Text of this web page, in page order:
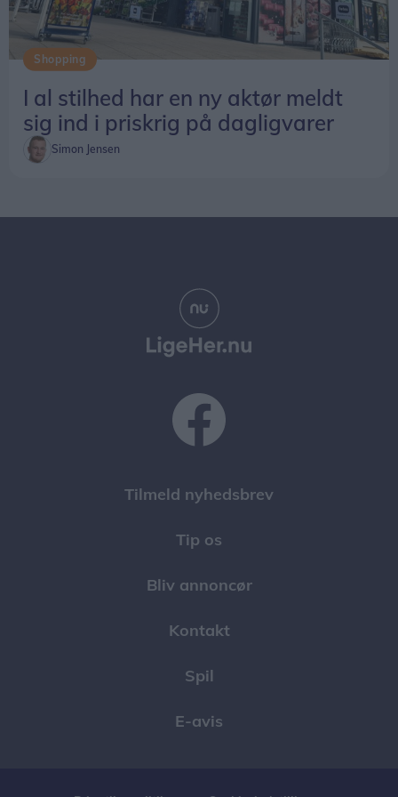
Shopping
I al stilhed har en ny aktør meldt
sig ind i priskrig på dagligvarer
Simon Jensen
Tilmeld nyhedsbrev
Tip os
Bliv annoncør
Kontakt
Spil
E-avis